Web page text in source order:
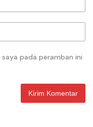
pada peramban ini